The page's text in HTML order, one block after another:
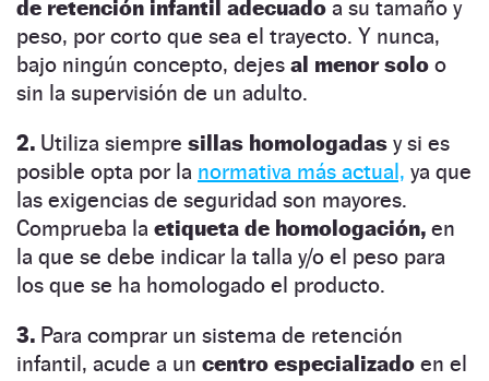
de retención infantil adecuado a su tamaño y
peso, por corto que sea el trayecto. Y nunca,
bajo ningún concepto, dejes al menor solo o
sin la supervisión de un adulto.
2. Utiliza siempre sillas homologadas y si es
posible opta por la normativa más actual, ya que
las exigencias de seguridad son mayores.
Comprueba la etiqueta de homologación, en
la que se debe indicar la talla y/o el peso para
los que se ha homologado el producto.
3. Para comprar un sistema de retención
infantil, acude a un centro especializado en el